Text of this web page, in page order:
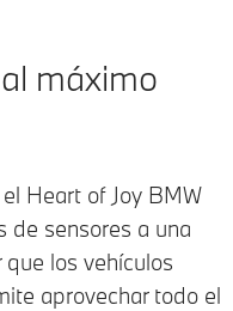
máximo
Heart of Joy BMW
de sensores a una
los vehículos
aprovechar todo el